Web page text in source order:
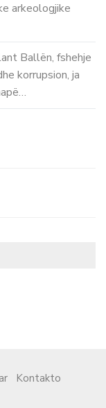
arkeologjike
Ballën, fshehje
korrupsion, ja
Kontakto